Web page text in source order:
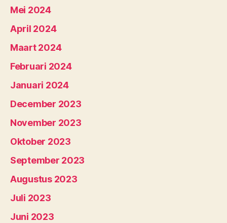
Mei 2024
April 2024
Maart 2024
Februari 2024
Januari 2024
December 2023
November 2023
Oktober 2023
September 2023
Augustus 2023
Juli 2023
Juni 2023